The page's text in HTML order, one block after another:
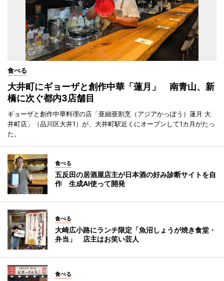
食べる
大井町にギョーザと創作中華「蓮月」 南青山、新
橋に次ぐ都内3店舗目
ギョーザと創作中華料理の店「亜細亜割烹（アジアかっぽう）蓮月 大
井町店」（品川区大井1）が、大井町駅近くにオープンして1カ月がたっ
た。
食べる
五反田の居酒屋店主が日本酒の好み診断サイトを自
作 生成AI使って開発
食べる
大崎広小路にランチ限定「魚沼しょうが焼き食堂・
弁当」 店主はお笑い芸人
食べる